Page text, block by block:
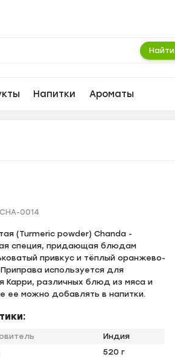
Найти
Напитки Ароматы
0014
(Turmeric powder) Chanda -
специя, придающая блюдам
привкус и тёплый оранжево-
используется для
Карри, различных блюд из мяса и
ее можно добавлять в напитки.
Индия
520 г